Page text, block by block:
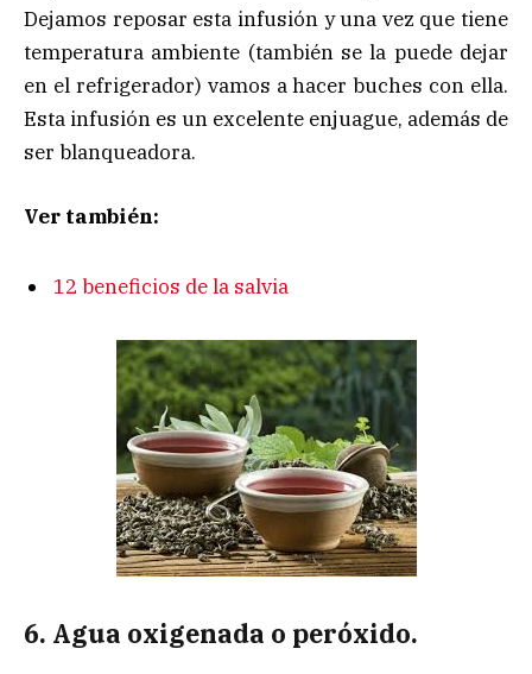
Dejamos reposar esta infusión y una vez que tiene
temperatura ambiente (también se la puede dejar
en el refrigerador) vamos a hacer buches con ella.
Esta infusión es un excelente enjuague, además de
ser blanqueadora.
Ver también:
12 beneficios de la salvia
6. Agua oxigenada o peróxido.